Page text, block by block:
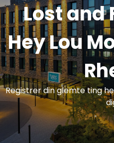
Lost and
Hey Lou
Registrer din glemte ting